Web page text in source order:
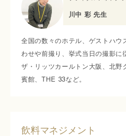
川中 彩 先生
全国の数々のホテル、ゲストハウ
わせや前撮り、挙式当日の撮影に
ザ・リッツカールトン大阪、北野
賓館、THE 33など。
飲料マネジメント